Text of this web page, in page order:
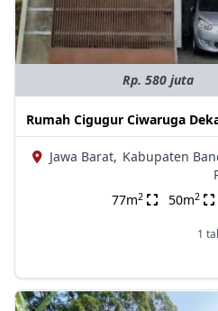
Rp. 580 juta
Rumah Cigugur Ciwaruga
Jawa Barat, Kabupaten
77m2 50m2
1